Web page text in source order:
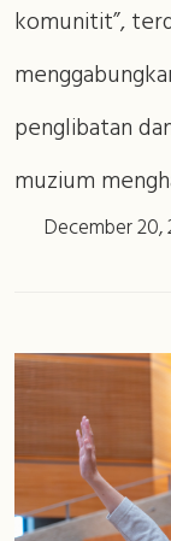
komunitit”,
penglibatan
muzium
December 20,